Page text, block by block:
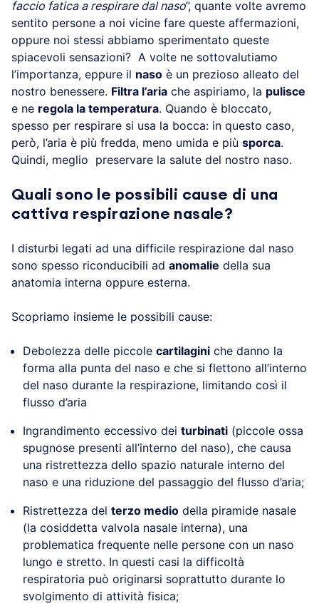
faccio fatica a respirare dal naso”, quante volte avremo
sentito persone a noi vicine fare queste affermazioni,
oppure noi stessi abbiamo sperimentato queste
spiacevoli sensazioni? A volte ne sottovalutiamo
l’importanza, eppure il naso è un prezioso alleato del
nostro benessere. Filtra l’aria che aspiriamo, la pulisce
e ne regola la temperatura. Quando è bloccato,
spesso per respirare si usa la bocca: in questo caso,
però, l’aria è più fredda, meno umida e più sporca.
Quindi, meglio preservare la salute del nostro naso.
Quali sono le possibili cause di una
cattiva respirazione nasale?
I disturbi legati ad una difficile respirazione dal naso
sono spesso riconducibili ad anomalie della sua
anatomia interna oppure esterna.
Scopriamo insieme le possibili cause:
Debolezza delle piccole cartilagini che danno la
forma alla punta del naso e che si flettono all’interno
del naso durante la respirazione, limitando così il
flusso d’aria
Ingrandimento eccessivo dei turbinati (piccole ossa
spugnose presenti all’interno del naso), che causa
una ristrettezza dello spazio naturale interno del
naso e una riduzione del passaggio del flusso d’aria;
Ristrettezza del terzo medio della piramide nasale
(la cosiddetta valvola nasale interna), una
problematica frequente nelle persone con un naso
lungo e stretto. In questi casi la difficoltà
respiratoria può originarsi soprattutto durante lo
svolgimento di attività fisica;